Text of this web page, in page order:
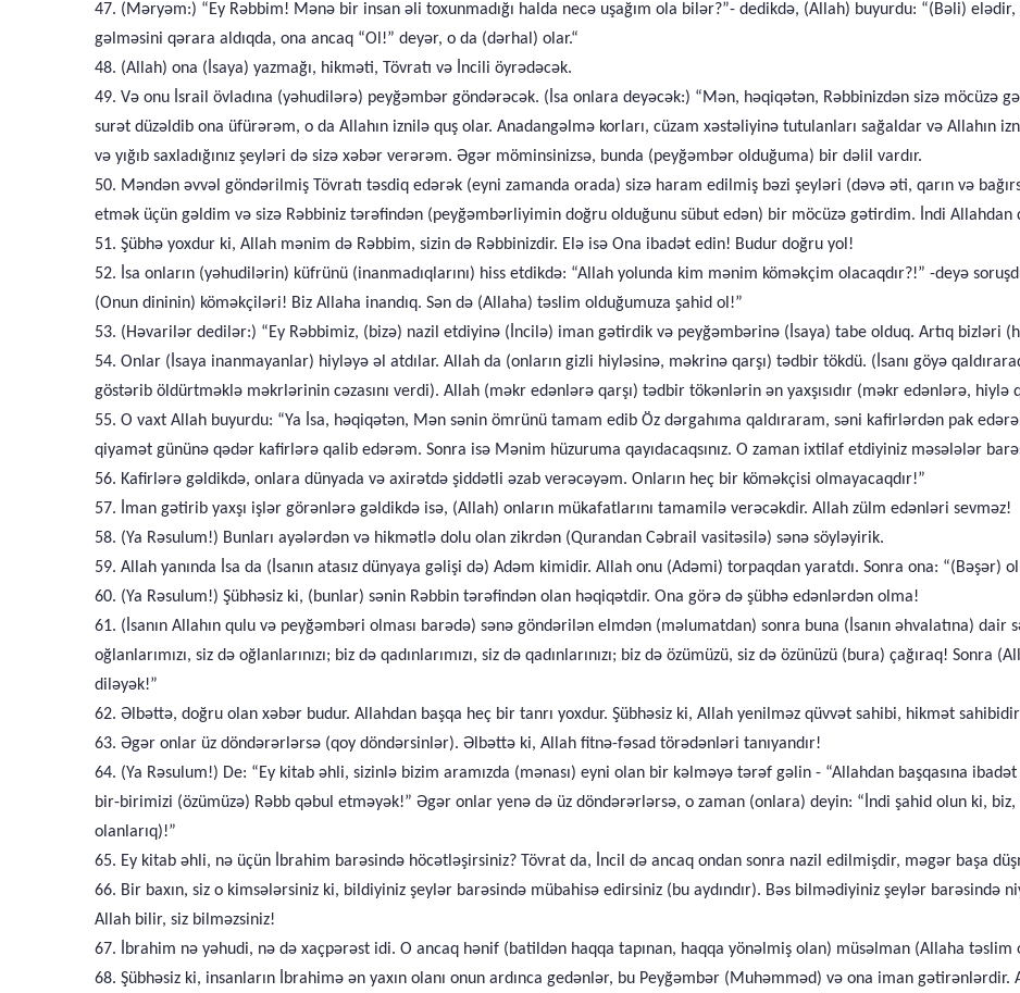
47. (Məryəm:) “Ey Rəbbim! Mənə bir insan əli toxunmadığı halda necə uşağım ola bilər?”- dedikdə, (Allah) buyurdu: “(Bəli)
gəlməsini qərara aldıqda, ona ancaq “Ol!” deyər, o da (dərhal) olar.“
48. (Allah) ona (İsaya) yazmağı, hikməti, Tövratı və İncili öyrədəcək.
49. Və onu İsrail övladına (yəhudilərə) peyğəmbər göndərəcək. (İsa onlara deyəcək:) “Mən, həqiqətən, Rəbbinizdən sizə möcüzə
surət düzəldib ona üfürərəm, o da Allahın iznilə quş olar. Anadangəlmə korları, cüzam xəstəliyinə tutulanları sağaldar və Allahın
və yığıb saxladığınız şeyləri də sizə xəbər verərəm. Əgər möminsinizsə, bunda (peyğəmbər olduğuma) bir dəlil vardır.
50. Məndən əvvəl göndərilmiş Tövratı təsdiq edərək (eyni zamanda orada) sizə haram edilmiş bəzi şeyləri (dəvə əti, qarın və
etmək üçün gəldim və sizə Rəbbiniz tərəfindən (peyğəmbərliyimin doğru olduğunu sübut edən) bir möcüzə gətirdim. İndi
51. Şübhə yoxdur ki, Allah mənim də Rəbbim, sizin də Rəbbinizdir. Elə isə Ona ibadət edin! Budur doğru yol!
52. İsa onların (yəhudilərin) küfrünü (inanmadıqlarını) hiss etdikdə: “Allah yolunda kim mənim köməkçim olacaqdır?!” -deyə
(Onun dininin) köməkçiləri! Biz Allaha inandıq. Sən də (Allaha) təslim olduğumuza şahid ol!”
53. (Həvarilər dedilər:) “Ey Rəbbimiz, (bizə) nazil etdiyinə (İncilə) iman gətirdik və peyğəmbərinə (İsaya) tabe olduq. Artıq bizləri
54. Onlar (İsaya inanmayanlar) hiyləyə əl atdılar. Allah da (onların gizli hiyləsinə, məkrinə qarşı) tədbir tökdü. (İsanı göyə
göstərib öldürtməklə məkrlərinin cəzasını verdi). Allah (məkr edənlərə qarşı) tədbir tökənlərin ən yaxşısıdır (məkr edənlərə,
55. O vaxt Allah buyurdu: “Ya İsa, həqiqətən, Mən sənin ömrünü tamam edib Öz dərgahıma qaldıraram, səni kafirlərdən pak
qiyamət gününə qədər kafirlərə qalib edərəm. Sonra isə Mənim hüzuruma qayıdacaqsınız. O zaman ixtilaf etdiyiniz məsələlər
56. Kafirlərə gəldikdə, onlara dünyada və axirətdə şiddətli əzab verəcəyəm. Onların heç bir köməkçisi olmayacaqdır!”
57. İman gətirib yaxşı işlər görənlərə gəldikdə isə, (Allah) onların mükafatlarını tamamilə verəcəkdir. Allah zülm edənləri sevməz!
58. (Ya Rəsulum!) Bunları ayələrdən və hikmətlə dolu olan zikrdən (Qurandan Cəbrail vasitəsilə) sənə söyləyirik.
59. Allah yanında İsa da (İsanın atasız dünyaya gəlişi də) Adəm kimidir. Allah onu (Adəmi) torpaqdan yaratdı. Sonra ona: “(Bəşər)
60. (Ya Rəsulum!) Şübhəsiz ki, (bunlar) sənin Rəbbin tərəfindən olan həqiqətdir. Ona görə də şübhə edənlərdən olma!
61. (İsanın Allahın qulu və peyğəmbəri olması barədə) sənə göndərilən elmdən (məlumatdan) sonra buna (İsanın əhvalatına) dair
oğlanlarımızı, siz də oğlanlarınızı; biz də qadınlarımızı, siz də qadınlarınızı; biz də özümüzü, siz də özünüzü (bura) çağıraq!
diləyək!”
62. Əlbəttə, doğru olan xəbər budur. Allahdan başqa heç bir tanrı yoxdur. Şübhəsiz ki, Allah yenilməz qüvvət sahibi, hikmət
63. Əgər onlar üz döndərərlərsə (qoy döndərsinlər). Əlbəttə ki, Allah fitnə-fəsad törədənləri tanıyandır!
64. (Ya Rəsulum!) De: “Ey kitab əhli, sizinlə bizim aramızda (mənası) eyni olan bir kəlməyə tərəf gəlin - “Allahdan başqasına
bir-birimizi (özümüzə) Rəbb qəbul etməyək!” Əgər onlar yenə də üz döndərərlərsə, o zaman (onlara) deyin: “İndi şahid olun ki,
olanlarıq)!”
65. Ey kitab əhli, nə üçün İbrahim barəsində höcətləşirsiniz? Tövrat da, İncil də ancaq ondan sonra nazil edilmişdir, məgər başa
66. Bir baxın, siz o kimsələrsiniz ki, bildiyiniz şeylər barəsində mübahisə edirsiniz (bu aydındır). Bəs bilmədiyiniz şeylər barəsində
Allah bilir, siz bilməzsiniz!
67. İbrahim nə yəhudi, nə də xaçpərəst idi. O ancaq hənif (batildən haqqa tapınan, haqqa yönəlmiş olan) müsəlman (Allaha
68. Şübhəsiz ki, insanların İbrahimə ən yaxın olanı onun ardınca gedənlər, bu Peyğəmbər (Muhəmməd) və ona iman